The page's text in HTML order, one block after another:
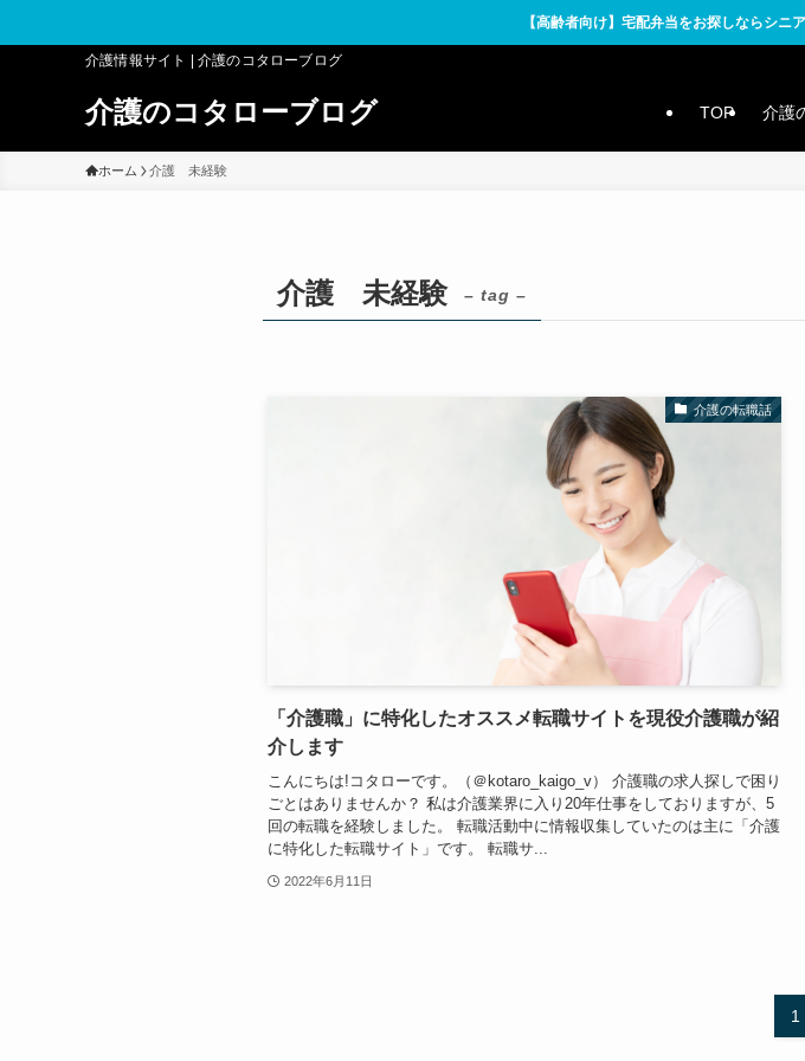
【高齢者向け】宅配弁当をお探しならシニ
介護情報サイト | 介護のコタローブログ
介護のコタローブログ TOP 介護
ホーム 介護 未経験
介護 未経験 – tag –
介護の転職話
「介護職」に特化したオススメ転職サイトを現役介護職が紹
介します
こんにちは!コタローです。（＠kotaro_kaigo_v） 介護職の求人探しで困り
ごとはありませんか？ 私は介護業界に入り20年仕事をしておりますが、5
回の転職を経験しました。 転職活動中に情報収集していたのは主に「介護
に特化した転職サイト」です。 転職サ...
2022年6月11日
1